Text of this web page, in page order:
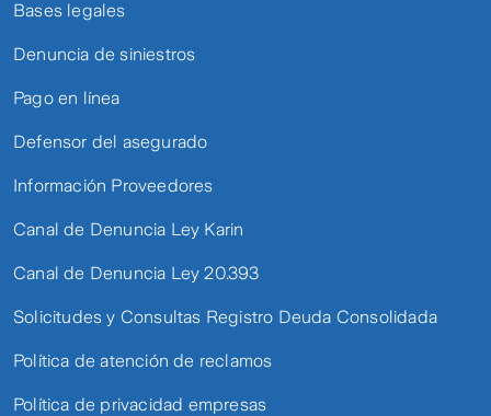
Bases legales
Denuncia de siniestros
Pago en línea
Defensor del asegurado
Información Proveedores
Canal de Denuncia Ley Karin
Canal de Denuncia Ley 20.393
Solicitudes y Consultas Registro Deuda Consolidada
Política de atención de reclamos
Política de privacidad empresas